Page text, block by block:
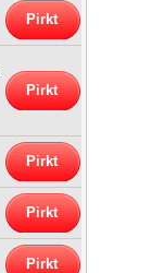
Pirkt
Pirkt
Pirkt
Pirkt
Pirkt